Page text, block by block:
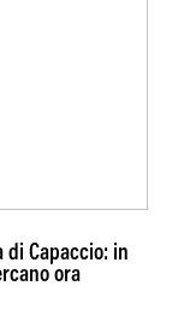
di Capaccio: in
ora